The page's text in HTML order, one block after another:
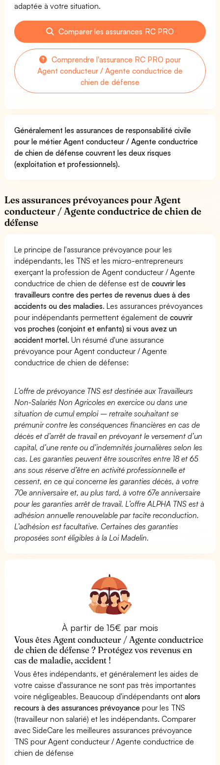
adaptée à votre situation.
Comparer les assurances RC PRO
Comprendre l'assurance RC PRO pour
Agent conducteur / Agente conductrice de
chien de défense
Généralement les assurances de responsabilité civile
pour le métier Agent conducteur / Agente conductrice
de chien de défense couvrent les deux risques
(exploitation et professionnels).
Les assurances prévoyances pour Agent
conducteur / Agente conductrice de chien de
défense
Le principe de l'assurance prévoyance pour les
indépendants, les TNS et les micro-entrepreneurs
exerçant la profession de Agent conducteur / Agente
conductrice de chien de défense est decouvrir les
travailleurs contre des pertes de revenus dues à des
accidents ou des maladies. Les assurances prévoyances
pour indépendants permettent également decouvrir
vos proches (conjoint et enfants) si vous avez un
accident mortel. Un résumé d'une assurance
prévoyance pour Agent conducteur / Agente
conductrice de chien de défense:
L’offre de prévoyance TNS est destinée aux Travailleurs
Non-Salariés Non Agricoles en exercice ou dans une
situation de cumul emploi – retraite souhaitant se
prémunir contre les conséquences financières en cas de
décès et d’arrêt de travail en prévoyant le versement d’un
capital, d’une rente ou d’indemnités journalières selon les
cas. Les garanties peuvent être souscrites entre 18 et 65
ans sous réserve d’être en activité professionnelle et
cessent, en ce qui concerne les garanties décès, à votre
70e anniversaire et, au plus tard, à votre 67e anniversaire
pour les garanties arrêt de travail. L’offre ALPHA TNS est à
adhésion annuelle renouvelable par tacite reconduction.
L’adhésion est facultative. Certaines des garanties
proposées sont éligibles à la Loi Madelin.
À partir de 15€ par mois
Vous êtes Agent conducteur / Agente conductrice
de chien de défense ? Protégez vos revenus en
cas de maladie, accident !
Vous êtes indépendants, et généralement les aides de
votre caisse d'assurance ne sont pas très importantes
voire négligeables. Beaucoup d'indépendants ontalors
recours à des assurances prévoyance pour les TNS
(travailleur non salarié) et les indépendants. Comparer
avec SideCare les meilleures assurances prévoyance
TNS pour Agent conducteur / Agente conductrice de
chien de défense